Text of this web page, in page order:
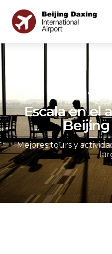
Escala en el
Escala en el
Mejores tours y